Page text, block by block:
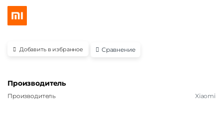
Добавить в избранное Сравнение
Производитель
Производитель Xiaomi